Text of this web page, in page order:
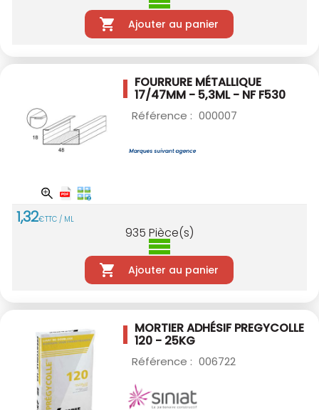
Ajouter au panier
FOURRURE MÉTALLIQUE
17/47MM - 5,3ML - NFF530
Référence : 000007
1,32€TTC / ML
935 Pièce(s)
Ajouter au panier
MORTIER ADHÉSIF PREGYCOLLE
120 - 25KG
Référence : 006722